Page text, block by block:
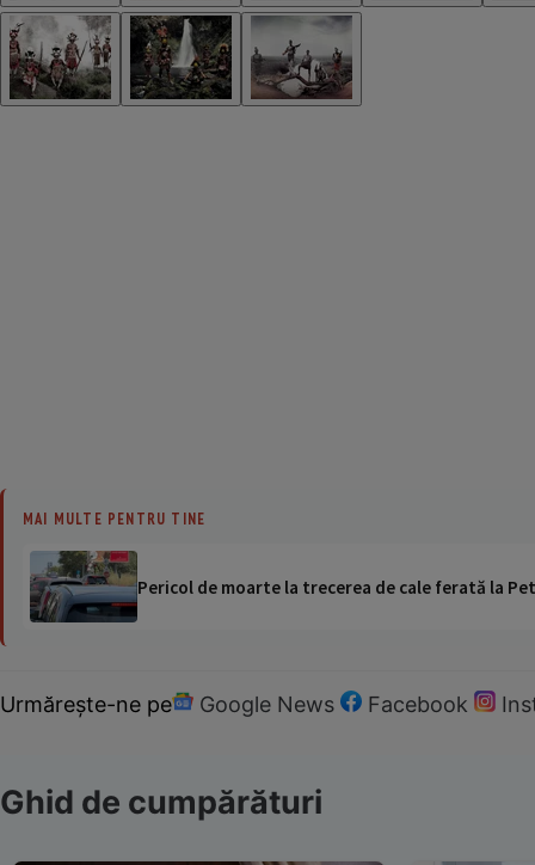
MAI MULTE PENTRU TINE
Pericol de moarte la trecerea de cale ferată la
Urmărește-ne pe Google News Facebook
Ghid de cumpărături